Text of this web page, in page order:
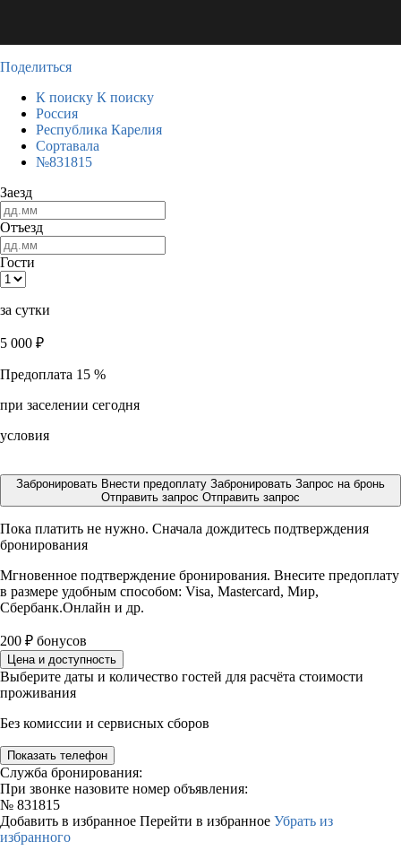
Поделиться
К поиску К поиску
Россия
Республика Карелия
Сортавала
№831815
Заезд
Отъезд
Гости
за сутки
5 000 ₽
Предоплата 15 %
при заселении сегодня
условия
Забронировать Внести предоплату Забронировать Запрос на бронь
Отправить запрос Отправить запрос
Пока платить не нужно. Сначала дождитесь подтверждения
бронирования
Мгновенное подтверждение бронирования. Внесите предоплату
в размере удобным способом: Visa, Mastercard, Мир,
Сбербанк.Онлайн и др.
200 ₽ бонусов
Цена и доступность
Выберите даты и количество гостей для расчёта стоимости
проживания
Без комиссии и сервисных сборов
Показать телефон
Служба бронирования:
При звонке назовите номер объявления:
№ 831815
Добавить в избранное Перейти в избранное Убрать из
избранного